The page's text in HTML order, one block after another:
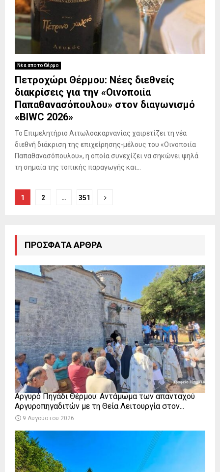
Νέα απο το Θέρμο
Πετροχώρι Θέρμου: Νέες διεθνείς
διακρίσεις για την «Οινοποιία
Παπαθανασόπουλου» στον διαγωνισμό
«BIWC 2026»
Το Επιμελητήριο Αιτωλοακαρνανίας χαιρετίζει τη νέα
διεθνή διάκριση της επιχείρησης-μέλους του «Οινοποιία
Παπαθανασόπουλου», η οποία συνεχίζει να σηκώνει ψηλά
τη σημαία της τοπικής παραγωγής και...
Σελιδοποίηση
1 2 … 351
ΠΡΌΣΦΑΤΑ ΆΡΘΡΑ
Αργυρό Πηγάδι Θέρμου: Αντάμωμα των απανταχού
Αργυροπηγαδιτών με τη Θεία Λειτουργία στον...
9 Αυγούστου 2026